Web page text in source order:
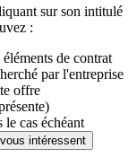
sur son intitulé
:
de contrat
par l'entreprise
offre
cas échéant
intéressent